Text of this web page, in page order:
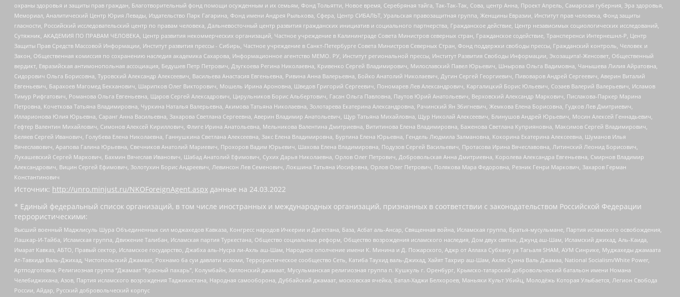
охраны здоровья и защиты прав граждан, Благотворительный фонд помощи осужденным и их семьям, Фонд Тольятти, Новое время, Серебряная тайга, Так-Так-Так, Сова, центр Анна, Проект Апрель, Самарская губерния, Эра здоровья,
Мемориал, Аналитический Центр Юрия Левады, Издательство Парк Гагарина, Фонд имени Андрея Рылькова, Сфера, Центр СИБАЛЬТ, Уральская правозащитная группа, Женщины Евразии, Институт прав человека, Фонд защиты
гласности, Российский исследовательский центр по правам человека, Дальневосточный центр развития гражданских инициатив и социального партнерства, Гражданское действие, Центр независимых социологических исследований,
Сутяжник, АКАДЕМИЯ ПО ПРАВАМ ЧЕЛОВЕКА, Центр развития некоммерческих организаций, Частное учреждение в Калининграде Совета Министров северных стран, Гражданское содействие, Трансперенси Интернешнл-Р, Центр
Защиты Прав Средств Массовой Информации, Институт развития прессы - Сибирь, Частное учреждение в Санкт-Петербурге Совета Министров Северных Стран, Фонд поддержки свободы прессы, Гражданский контроль, Человек и
Закон, Общественная комиссия по сохранению наследия академика Сахарова, Информационное агентство МЕМО. РУ, Институт региональной прессы, Институт Развития Свободы Информации, Экозащита!-Женсовет, Общественный
вердикт, Евразийская антимонопольная ассоциация, Бедушев Петр Петрович, Дзугкоева Регина Николаевна, Кривенко Сергей Владимирович, Милославский Павел Юрьевич, Шнырова Ольга Вадимовна, Чанышева Лилия Айратовна,
Сидорович Ольга Борисовна, Туровский Александр Алексеевич, Васильева Анастасия Евгеньевна, Ривина Анна Валерьевна, Бойко Анатолий Николаевич, Дугин Сергей Георгиевич, Пивоваров Андрей Сергеевич, Аверин Виталий
Евгеньевич, Барахоев Магомед Бекханович, Шарипков Олег Викторович, Мошель Ирина Ароновна, Шведов Григорий Сергеевич, Пономарев Лев Александрович, Каргалицкий Борис Юльевич, Созаев Валерий Валерьевич, Исламов
Тимур Рифгатович, Романова Ольга Евгеньевна, Щаров Сергей Алексадрович, Цирульников Борис Альбертович, Гасан Ольга Павловна, Паутов Юрий Анатольевич, Верховский Александр Маркович, Пислакова-Паркер Марина
Петровна, Кочеткова Татьяна Владимировна, Чуркина Наталья Валерьевна, Акимова Татьяна Николаевна, Золотарева Екатерина Александровна, Рачинский Ян Збигневич, Жемкова Елена Борисовна, Гудков Лев Дмитриевич,
Илларионова Юлия Юрьевна, Саранг Анна Васильевна, Захарова Светлана Сергеевна, Аверин Владимир Анатольевич, Щур Татьяна Михайловна, Щур Николай Алексеевич, Блинушов Андрей Юрьевич, Мосин Алексей Геннадьевич,
Гефтер Валентин Михайлович, Симонов Алексей Кириллович, Флиге Ирина Анатольевна, Мельникова Валентина Дмитриевна, Вититинова Елена Владимировна, Баженова Светлана Куприяновна, Максимов Сергей Владимирович,
Беляев Сергей Иванович, Голубева Елена Николаевна, Ганнушкина Светлана Алексеевна, Закс Елена Владимировна, Буртина Елена Юрьевна, Гендель Людмила Залмановна, Кокорина Екатерина Алексеевна, Шуманов Илья
Вячеславович, Арапова Галина Юрьевна, Свечников Анатолий Мариевич, Прохоров Вадим Юрьевич, Шахова Елена Владимировна, Подузов Сергей Васильевич, Протасова Ирина Вячеславовна, Литинский Леонид Борисович,
Лукашевский Сергей Маркович, Бахмин Вячеслав Иванович, Шабад Анатолий Ефимович, Сухих Дарья Николаевна, Орлов Олег Петрович, Добровольская Анна Дмитриевна, Королева Александра Евгеньевна, Смирнов Владимир
Александрович, Вицин Сергей Ефимович, Золотухин Борис Андреевич, Левинсон Лев Семенович, Локшина Татьяна Иосифовна, Орлов Олег Петрович, Полякова Мара Федоровна, Резник Генри Маркович, Захаров Герман
Константинович
Источник: http://unro.minjust.ru/NKOForeignAgent.aspx данные на 24.03.2022
* Единый федеральный список организаций, в том числе иностранных и международных организаций, признанных в соответствии с законодательством Российской Федерации
террористическими:
Высший военный Маджлисуль Шура Объединенных сил моджахедов Кавказа, Конгресс народов Ичкерии и Дагестана, База, Асбат аль-Ансар, Священная война, Исламская группа, Братья-мусульмане, Партия исламского освобождения,
Лашкар-И-Тайба, Исламская группа, Движение Талибан, Исламская партия Туркестана, Общество социальных реформ, Общество возрождения исламского наследия, Дом двух святых, Джунд аш-Шам, Исламский джихад, Аль-Каида,
Имарат Кавказ, АБТО, Правый сектор, Исламское государство, Джабха аль-Нусра ли-Ахль аш-Шам, Народное ополчение имени К. Минина и Д. Пожарского, Аджр от Аллаха Субхану уа Тагьаля SHAM, АУМ Синрике, Муджахеды джамаата
Ат-Тавхида Валь-Джихад, Чистопольский Джамаат, Рохнамо ба суи давлати исломи, Террористическое сообщество Сеть, Катиба Таухид валь-Джихад, Хайят Тахрир аш-Шам, Ахлю Сунна Валь Джамаа, National Socialism/White Power,
Артподготовка, Религиозная группа “Джамаат “Красный пахарь”, Колумбайн, Хатлонский джамаат, Мусульманская религиозная группа п. Кушкуль г. Оренбург, Крымско-татарский добровольческий батальон имени Номана
Челебиджихана, Азов, Партия исламского возрождения Таджикистана, Народная самооборона, Дуббайский джамаат, московская ячейка, Батал-Хаджи Белхороев, Маньяки Культ Убийц, Молодёжь Которая Улыбается, Легион Свобода
России, Айдар, Русский добровольческий корпус